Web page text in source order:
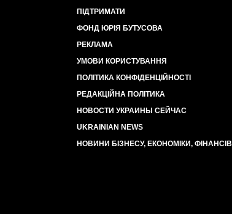
ПІДТРИМАТИ
ФОНД ЮРІЯ БУТУСОВА
РЕКЛАМА
УМОВИ КОРИСТУВАННЯ
ПОЛІТИКА КОНФІДЕНЦІЙНОСТІ
РЕДАКЦІЙНА ПОЛІТИКА
НОВОСТИ УКРАИНЫ СЕЙЧАС
UKRAINIAN NEWS
НОВИНИ БІЗНЕСУ, ЕКОНОМІКИ, ФІНАНСІВ